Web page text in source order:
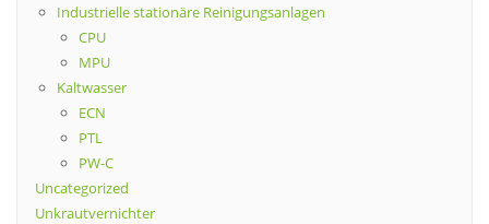
Industrielle stationäre Reinigungsanlagen
CPU
MPU
Kaltwasser
ECN
PTL
PW-C
Uncategorized
Unkrautvernichter